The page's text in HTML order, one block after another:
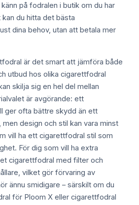
på fodralen i butik om du har
du hitta det bästa
dina behov, utan att betala mer
är det smart att jämföra både
utbud hos olika cigarettfodral
skilja sig en hel del mellan
är avgörande: ett
ger ofta bättre skydd än ett
design och stil kan vara minst
vill ha ett cigarettfodral stil som
För dig som vill ha extra
cigarettfodral med filter och
vilket gör förvaring av
ännu smidigare – särskilt om du
för Ploom X eller cigarettfodral